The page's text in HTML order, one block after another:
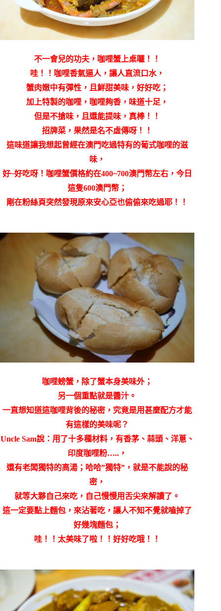
不一會兒的功夫，咖哩蟹上桌囉！！
哇！！咖哩香氣逼人，讓人直流口水，
蟹肉嫩中有彈性，且鮮甜美味，好好吃；
加上特製的咖哩，咖哩夠香，味道十足，
但是不搶味，且還能提味，真棒！！
招牌菜，果然是名不虛傳呀！！
這味道讓我想起曾經在澳門吃過特有的葡式咖哩的滋
味，
好~好吃呀！咖哩蟹價格約在400~700澳門幣左右，今日
這隻600澳門幣；
剛在粉絲頁突然發現原來安心亞也偷偷來吃過耶！！
咖哩螃蟹，除了蟹本身美味外；
另一個重點就是醬汁。
一直想知道這咖哩背後的秘密，究竟是用甚麼配方才能
有這樣的美味呢？
Uncle Sam說：用了十多種材料，有香茅、蒜頭、洋蔥、
印度咖哩粉…..，
還有老闆獨特的高湯；哈哈”獨特”，就是不能說的秘
密，
就等大夥自己來吃，自己慢慢用舌尖來解讀了。
這一定要點上麵包，來沾著吃，讓人不知不覺就嗑掉了
好幾塊麵包；
哇！！太美味了啦！！好好吃哦！！